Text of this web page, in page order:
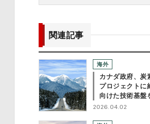
関連記事
海外
カナダ政府、炭
プロジェクト
向けた技術基盤
2026.04.02